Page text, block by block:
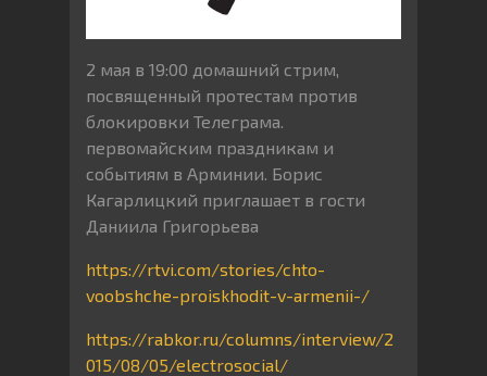
2 мая в 19:00 домашний стрим,
посвященный протестам против
блокировки Телеграма.
первомайским праздникам и
событиям в Арминии. Борис
Кагарлицкий приглашает в гости
Даниила Григорьева
https://rtvi.com/stories/chto-
voobshche-proiskhodit-v-armenii-/
https://rabkor.ru/columns/interview/2
015/08/05/electrosocial/